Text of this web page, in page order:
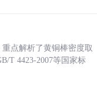
点解析了黄铜棒密度取
T 4423-2007等国家标